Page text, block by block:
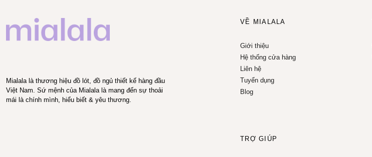
Mialala là thương hiệu đồ lót, đồ ngủ thiết kế hàng đầu
Việt Nam. Sứ mệnh của Mialala là mang đến sự thoải
mái là chính mình, hiểu biết & yêu thương.
VỀ MIALALA
Giới thiệu
Hệ thống cửa hàng
Liên hệ
Tuyển dụng
Blog
TRỢ GIÚP